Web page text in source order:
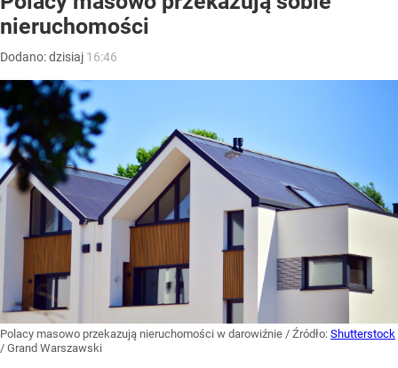
nieruchomości
Dodano:dzisiaj 16:46
Polacy masowo przekazują nieruchomości w darowiźnie / Źródło: Shutterstock
/ Grand Warszawski